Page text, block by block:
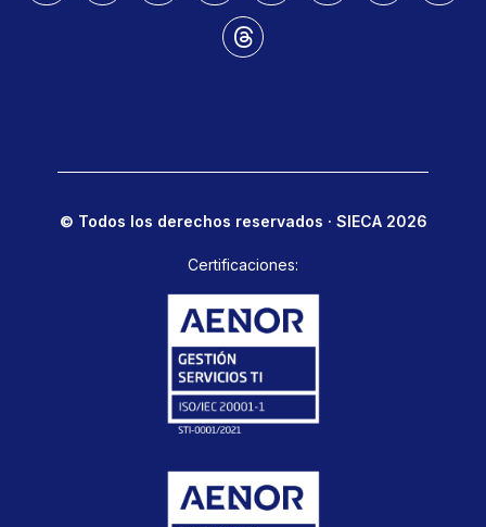
© Todos los derechos reservados · SIECA 2026
Certificaciones: